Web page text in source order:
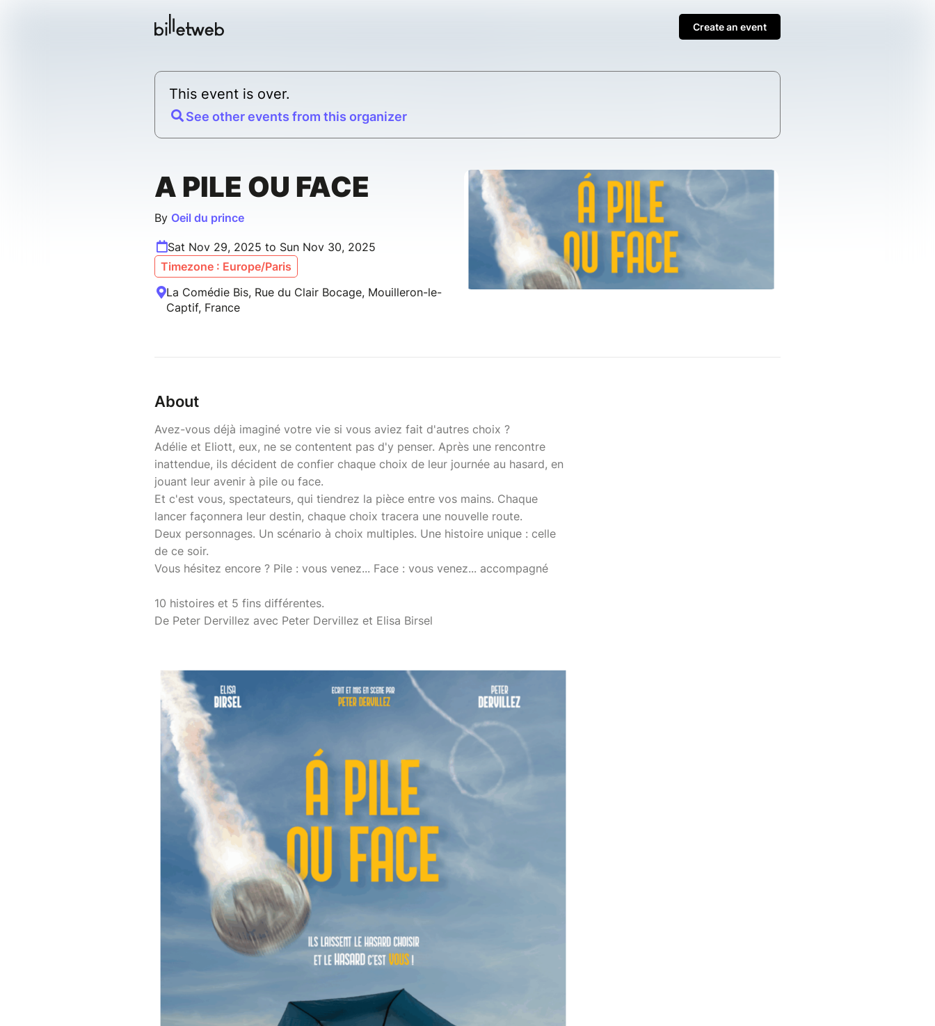
Create an event
This event is over.
See other events from this organizer
A PILE OU FACE
By Oeil du prince
Sat Nov 29, 2025 to Sun Nov 30, 2025
Timezone : Europe/Paris
La Comédie Bis, Rue du Clair Bocage, Mouilleron-le-
Captif, France
About
Avez-vous déjà imaginé votre vie si vous aviez fait d'autres choix ?
Adélie et Eliott, eux, ne se contentent pas d'y penser. Après une rencontre
inattendue, ils décident de confier chaque choix de leur journée au hasard, en
jouant leur avenir à pile ou face.
Et c'est vous, spectateurs, qui tiendrez la pièce entre vos mains. Chaque
lancer façonnera leur destin, chaque choix tracera une nouvelle route.
Deux personnages. Un scénario à choix multiples. Une histoire unique : celle
de ce soir.
Vous hésitez encore ? Pile : vous venez... Face : vous venez... accompagné
10 histoires et 5 fins différentes.
De Peter Dervillez avec Peter Dervillez et Elisa Birsel